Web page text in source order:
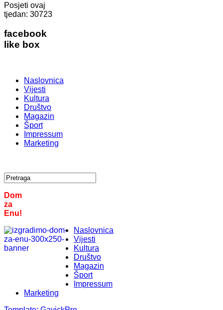
Posjeti ovaj
tjedan: 30723
facebook
like box
Naslovnica
Vijesti
Kultura
Društvo
Magazin
Šport
Impressum
Marketing
Dom
za
Enu!
Naslovnica
Vijesti
Kultura
Društvo
Magazin
Šport
Impressum
Marketing